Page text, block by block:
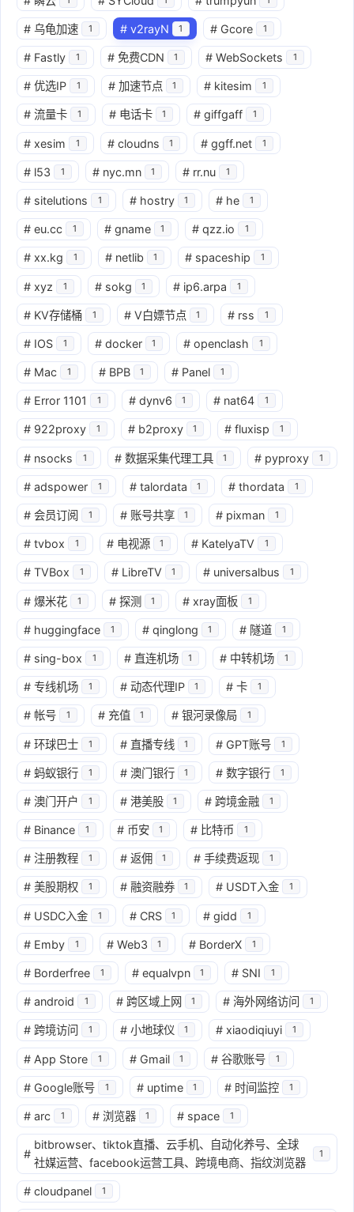
# 乌龟加速 1 # v2rayN 1 # Gcore 1
# Fastly 1 # 免费CDN 1 # WebSockets 1
# 优选IP 1 # 加速节点 1 # kitesim 1
# 流量卡 1 # 电话卡 1 # giffgaff 1
# xesim 1 # cloudns 1 # ggff.net 1
# l53 1 # nyc.mn 1 # rr.nu 1
# sitelutions 1 # hostry 1 # he 1
# eu.cc 1 # gname 1 # qzz.io 1
# xx.kg 1 # netlib 1 # spaceship 1
# xyz 1 # sokg 1 # ip6.arpa 1
# KV存储桶 1 # V白嫖节点 1 # rss 1
# IOS 1 # docker 1 # openclash 1
# Mac 1 # BPB 1 # Panel 1
# Error 1101 1 # dynv6 1 # nat64 1
# 922proxy 1 # b2proxy 1 # fluxisp 1
# nsocks 1 # 数据采集代理工具 1 # pyproxy 1
# adspower 1 # talordata 1 # thordata 1
# 会员订阅 1 # 账号共享 1 # pixman 1
# tvbox 1 # 电视源 1 # KatelyaTV 1
# TVBox 1 # LibreTV 1 # universalbus 1
# 爆米花 1 # 探测 1 # xray面板 1
# huggingface 1 # qinglong 1 # 隧道 1
# sing-box 1 # 直连机场 1 # 中转机场 1
# 专线机场 1 # 动态代理IP 1 # 卡 1
# 帐号 1 # 充值 1 # 银河录像局 1
# 环球巴士 1 # 直播专线 1 # GPT账号 1
# 蚂蚁银行 1 # 澳门银行 1 # 数字银行 1
# 澳门开户 1 # 港美股 1 # 跨境金融 1
# Binance 1 # 币安 1 # 比特币 1
# 注册教程 1 # 返佣 1 # 手续费返现 1
# 美股期权 1 # 融资融券 1 # USDT入金 1
# USDC入金 1 # CRS 1 # gidd 1
# Emby 1 # Web3 1 # BorderX 1
# Borderfree 1 # equalvpn 1 # SNI 1
# android 1 # 跨区域上网 1 # 海外网络访问 1
# 跨境访问 1 # 小地球仪 1 # xiaodiqiuyi 1
# App Store 1 # Gmail 1 # 谷歌账号 1
# Google账号 1 # uptime 1 # 时间监控 1
# arc 1 # 浏览器 1 # space 1
#
bitbrowser、tiktok直播、云手机、自动化养号、全球
社媒运营、facebook运营工具、跨境电商、指纹浏览器
1
# cloudpanel 1